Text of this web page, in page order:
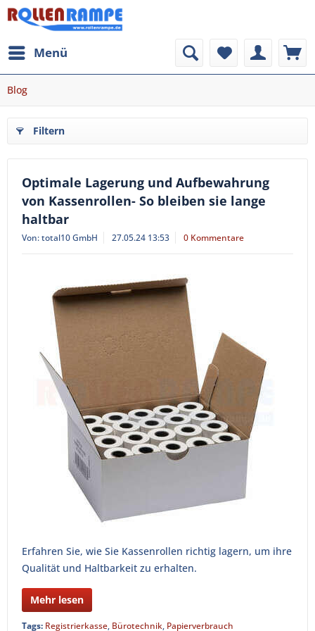
Menü
Blog
Filtern
Optimale Lagerung und Aufbewahrung
von Kassenrollen- So bleiben sie lange
haltbar
Von: total10 GmbH 27.05.24 13:53 0 Kommentare
Erfahren Sie, wie Sie Kassenrollen richtig lagern, um ihre
Qualität und Haltbarkeit zu erhalten.
Mehr lesen
Tags: Registrierkasse, Bürotechnik, Papierverbrauch